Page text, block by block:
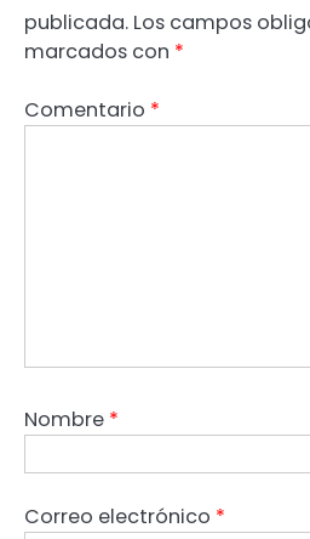
publicada. Los campos
marcados con *
Comentario *
Nombre *
Correo electrónico *